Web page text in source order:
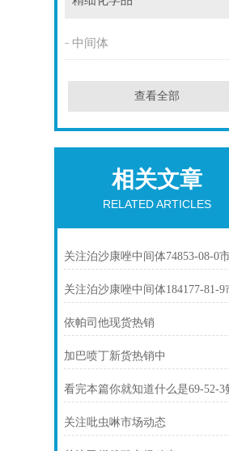
中间体
查看全部
相关文章
RELATED ARTICLES
依帕司他现货热销
加巴喷丁新货热销中
关注吡虫啉市场动态